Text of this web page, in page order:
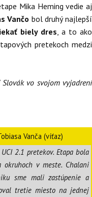
Mika Heming vedie aj
Vančo bol druhý najlepší
biely dres , a to ako
pretekoch medzi
vo svojom vyjadrení
Vanča (víťaz)
2.1 pretekov. Etapa bola
v meste. Chalani
sme mali zastúpenie a
tretie miesto na jednej